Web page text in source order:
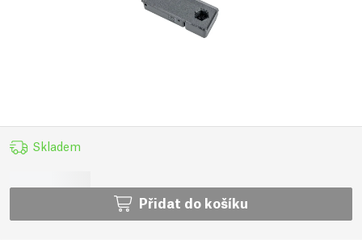
Skladem
Přidat do košíku